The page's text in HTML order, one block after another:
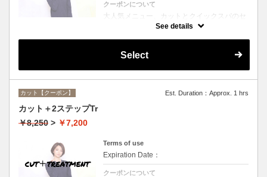
クーポンについて
大人気メニュー、カットとクイックスパのセ
ットメニュー。本場バリ式クイックスパで頭
See details
Select
カット【クーポン】 Est. Duration：Approx. 1 hrs
カット＋2ステップTr
￥8,250 > ￥7,200
Terms of use
Expiration Date：
クーポンについて